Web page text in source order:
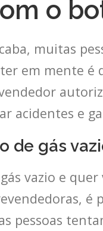
o
muitas
em mente
acidentes e
de gás
vazio e
pessoas